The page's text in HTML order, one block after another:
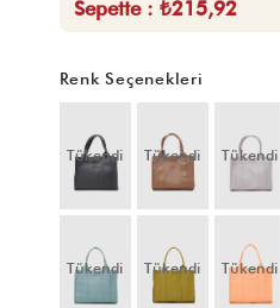
Sepette : ₺215,92
Renk Seçenekleri
Tükendi Tükendi Tükendi
Tükendi Tükendi Tükendi